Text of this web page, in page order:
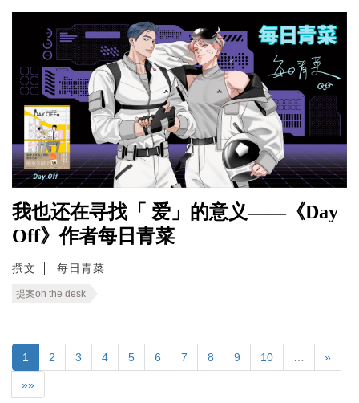
我也还在寻找「 爱」的意义——《Day
Off》作者每日青菜
撰文 每日青菜
提案on the desk
1 2 3 4 5 6 7 8 9 10 »
»»